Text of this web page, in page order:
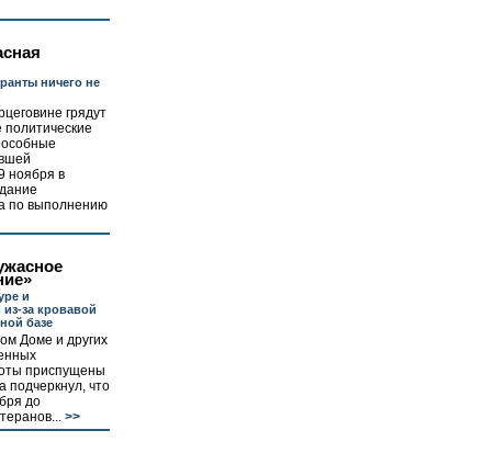
ничего не
грядут
ноября в
по выполнению
и
из-за кровавой
базе
Доме и других
приспущены
подчеркнул, что
до
>>